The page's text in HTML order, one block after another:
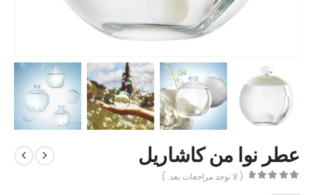
عطر نوا من كاشاريل
( لا توجد مراجعات بعد. )